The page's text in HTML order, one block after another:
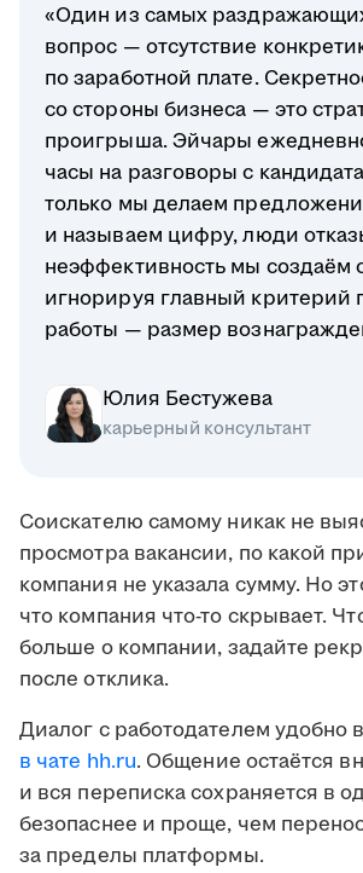
«Один из самых
вопрос — отсутствие
по заработной плате.
со стороны бизнеса — это
проигрыша. Эйчары
часы на разговоры с
только мы делаем
и называем цифру, люди
неэффективность мы создаём
игнорируя главный критерий
работы — размер
Юлия Бестужева
карьерный консультант
Соискателю самому никак не
просмотра вакансии, по какой
компания не указала сумму. Но
что компания что-то скрывает.
больше о компании, задайте
после отклика.
Диалог с работодателем удобно
в чате hh.ru. Общение остаётся
и вся переписка сохраняется в
безопаснее и проще, чем
за пределы платформы.